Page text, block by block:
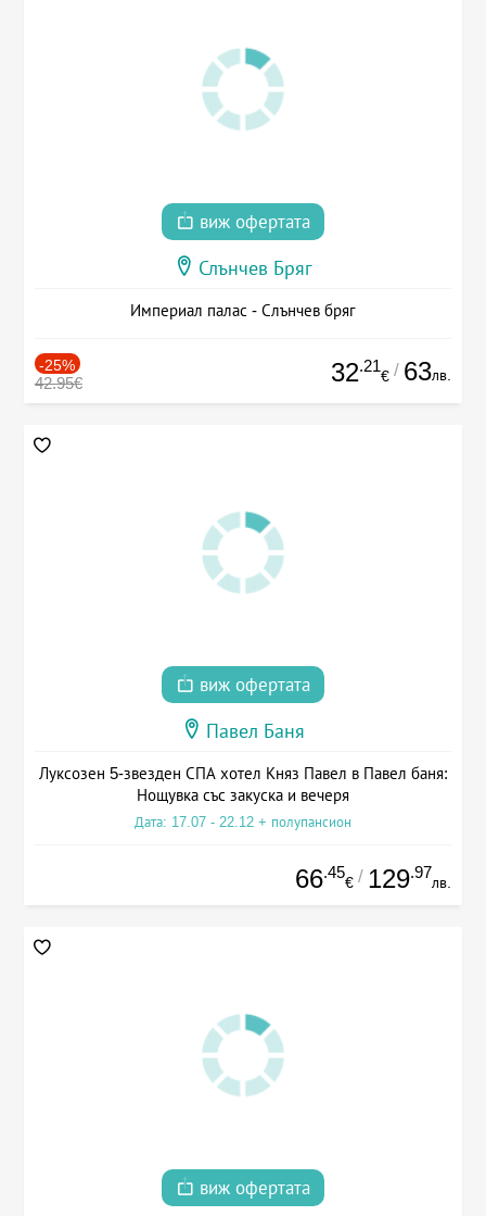
виж офертата
Слънчев Бряг
Империал палас - Слънчев бряг
-25%
42.95€ 32.21
€ / 63лв.
виж офертата
Павел Баня
Луксозен 5-звезден СПА хотел Княз Павел в Павел баня:
Нощувка със закуска и вечеря
Дата: 17.07 - 22.12 + полупансион
66.45
€ / 129.97
лв.
виж офертата